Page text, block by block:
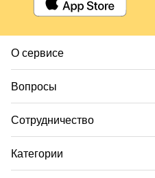
О сервисе
Вопросы
Сотрудничество
Категории